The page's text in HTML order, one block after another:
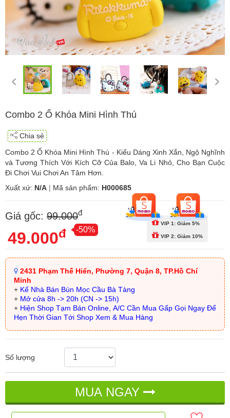
Combo 2 Ổ Khóa Mini Hình Thú
Chia sẻ
Combo 2 Ổ Khóa Mini Hình Thú - Kiểu Dáng Xinh Xắn, Ngộ Nghĩnh
và Tương Thích Với Kích Cỡ Của Balo, Va Li Nhỏ, Cho Bạn Cuộc
Đi Chơi Vui Chơi An Tâm Hơn.
Xuất xứ: N/A | Mã sản phẩm: H000685
Giá gốc: 99.000đ
49.000đ -50%
VIP 1: Giảm 5%
VIP 2: Giảm 10%
2431 Phạm Thế Hiển, Phường 7, Quận 8, TP.Hồ Chí
Minh
+ Kế Nhà Bán Bún Mọc Cầu Bà Tàng
+ Mở cửa 8h -> 20h (CN -> 15h)
+ Hiện Shop Tạm Bán Online, A/C Cần Mua Gấp Gọi Ngay Để
Hẹn Thời Gian Tới Shop Xem & Mua Hàng
Số lượng
MUA NGAY